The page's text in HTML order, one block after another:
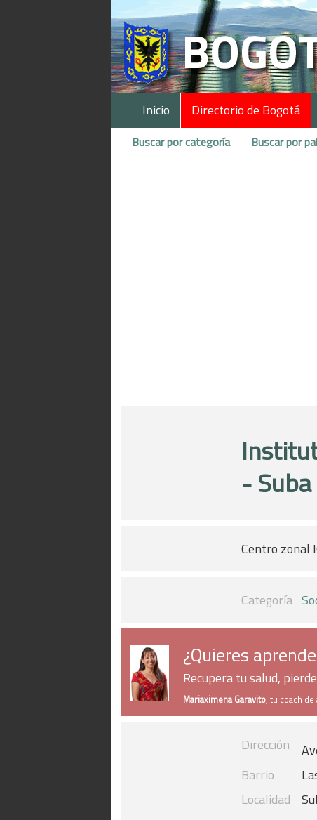
Inicio Directorio de Bogotá
Buscar por categoría Buscar por
- Suba
Centro zonal
Categoría
¿Quieres
Recupera tu salud,
Mariaximena Garavito, tu coach
Dirección
Barrio
Localidad